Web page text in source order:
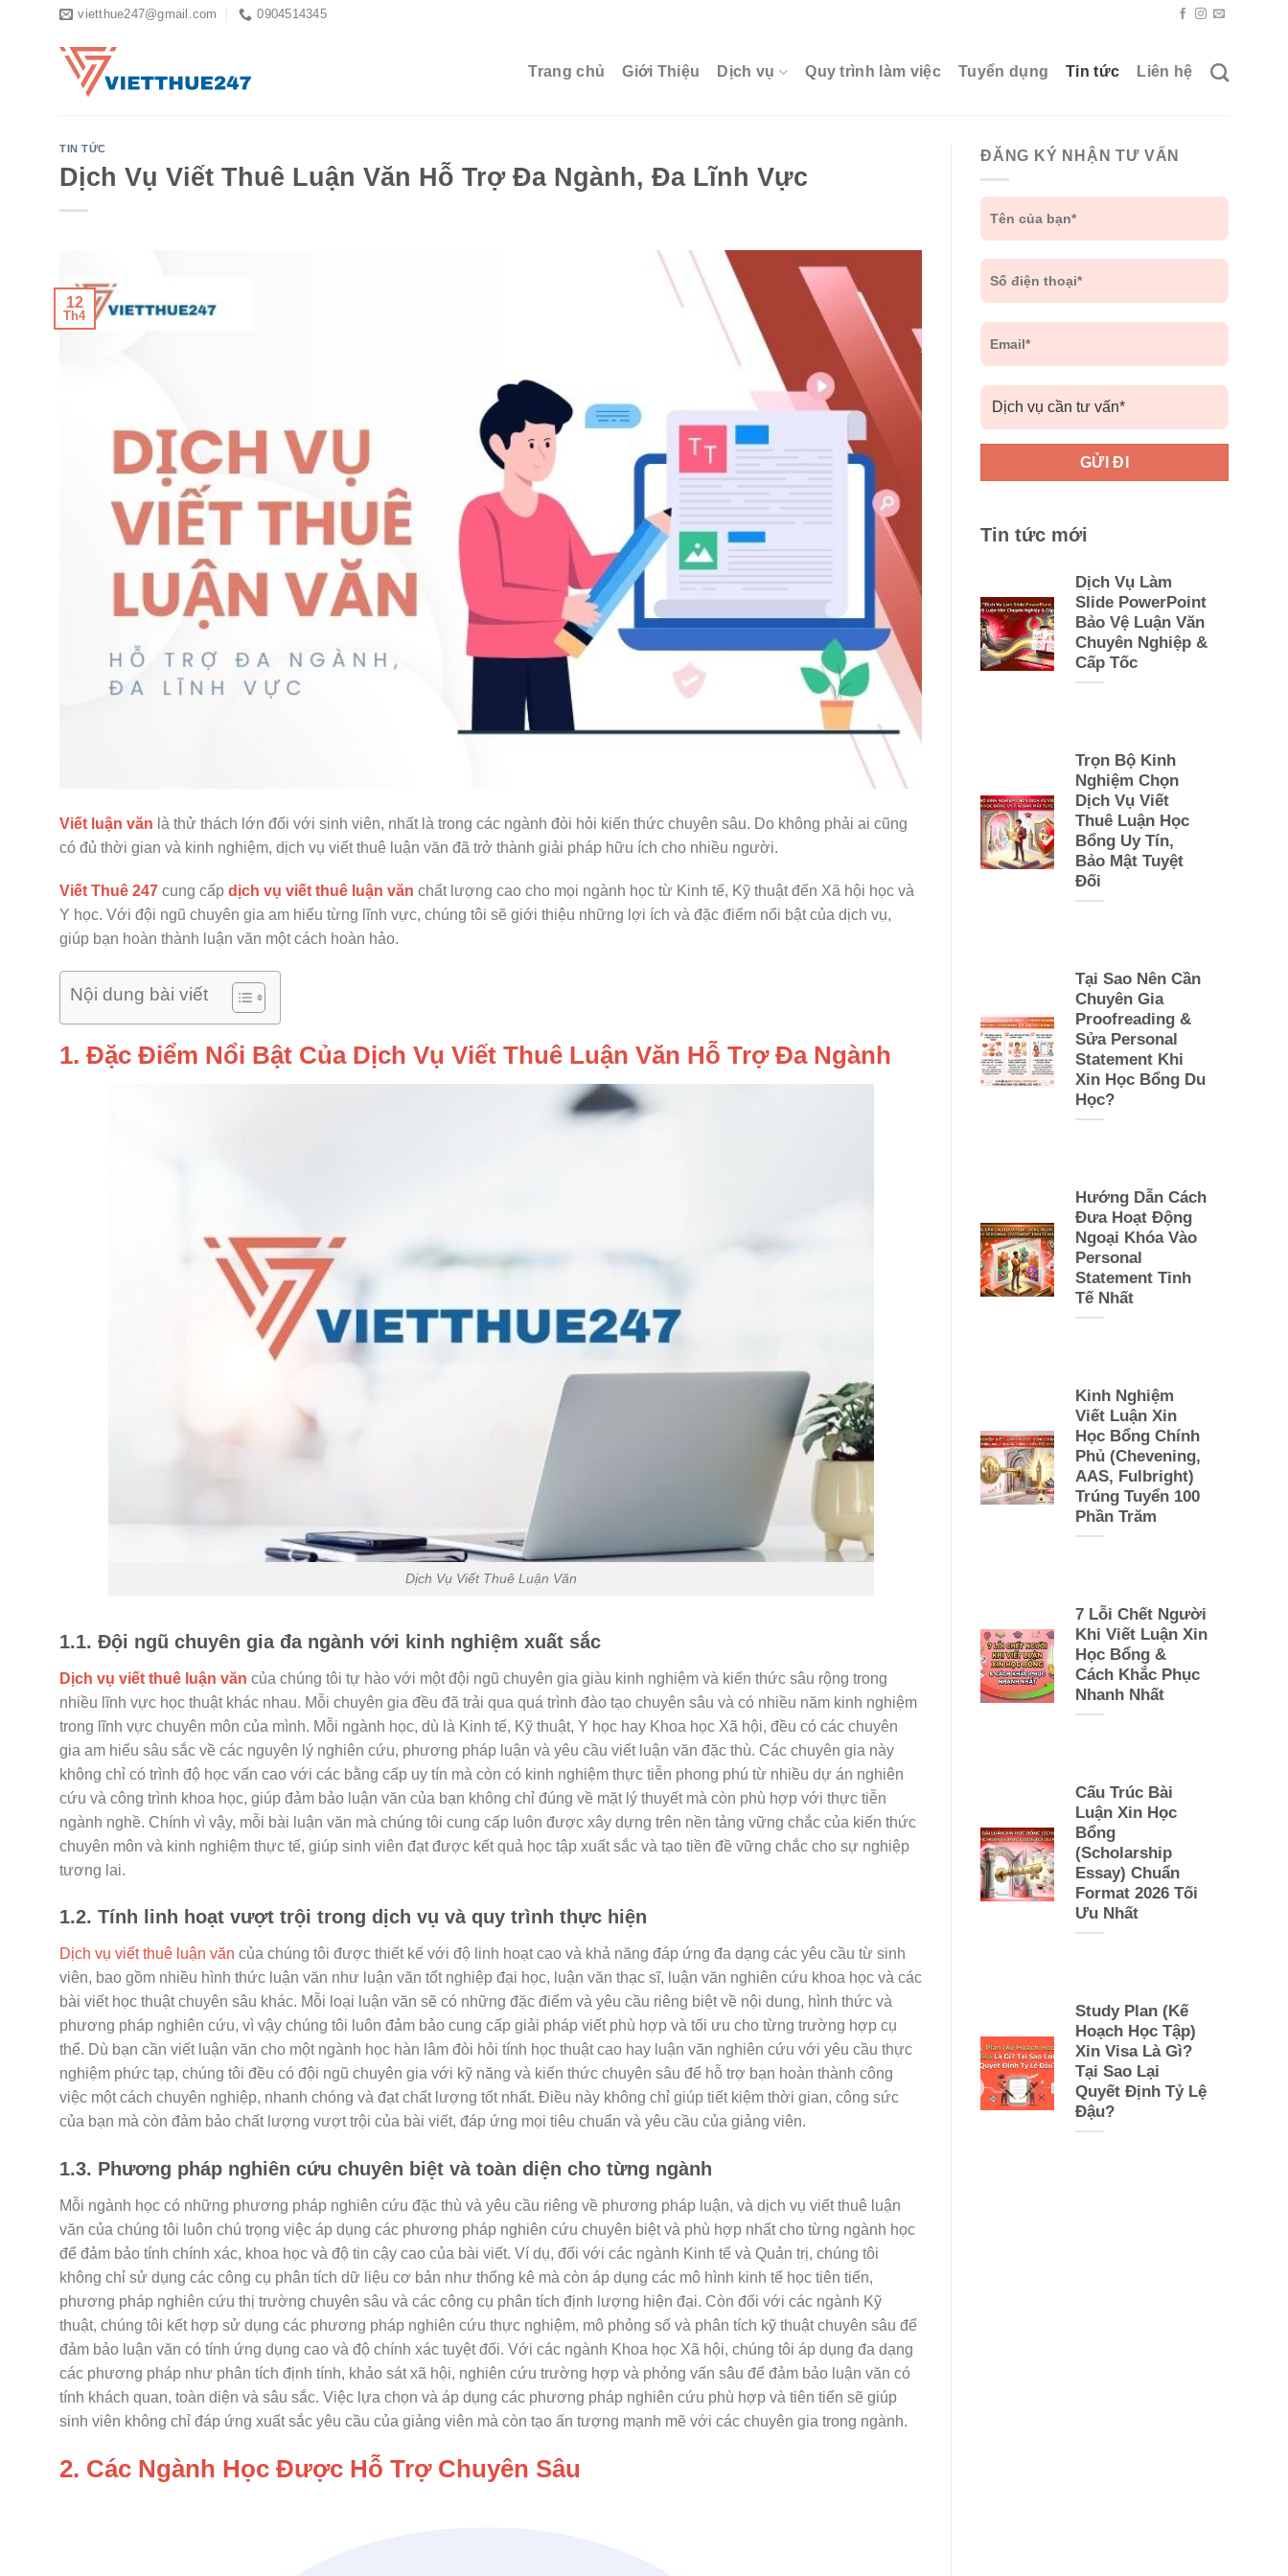
vietthue247@gmail.com 0904514345
Trang chủ Giới Thiệu Dịch vụ Quy trình làm việc Tuyển dụng Tin tức Liên hệ
TIN TỨC
Dịch Vụ Viết Thuê Luận Văn Hỗ Trợ Đa Ngành, Đa Lĩnh Vực
12
Th4
Viết luận văn là thử thách lớn đối với sinh viên, nhất là trong các ngành đòi hỏi kiến thức chuyên sâu. Do không phải ai cũng
có đủ thời gian và kinh nghiệm, dịch vụ viết thuê luận văn đã trở thành giải pháp hữu ích cho nhiều người.
Viết Thuê 247 cung cấp dịch vụ viết thuê luận văn chất lượng cao cho mọi ngành học từ Kinh tế, Kỹ thuật đến Xã hội học và
Y học. Với đội ngũ chuyên gia am hiểu từng lĩnh vực, chúng tôi sẽ giới thiệu những lợi ích và đặc điểm nổi bật của dịch vụ,
giúp bạn hoàn thành luận văn một cách hoàn hảo.
Nội dung bài viết
1. Đặc Điểm Nổi Bật Của Dịch Vụ Viết Thuê Luận Văn Hỗ Trợ Đa Ngành
Dịch Vụ Viết Thuê Luận Văn
1.1. Đội ngũ chuyên gia đa ngành với kinh nghiệm xuất sắc
Dịch vụ viết thuê luận văn của chúng tôi tự hào với một đội ngũ chuyên gia giàu kinh nghiệm và kiến thức sâu rộng trong
nhiều lĩnh vực học thuật khác nhau. Mỗi chuyên gia đều đã trải qua quá trình đào tạo chuyên sâu và có nhiều năm kinh nghiệm
trong lĩnh vực chuyên môn của mình. Mỗi ngành học, dù là Kinh tế, Kỹ thuật, Y học hay Khoa học Xã hội, đều có các chuyên
gia am hiểu sâu sắc về các nguyên lý nghiên cứu, phương pháp luận và yêu cầu viết luận văn đặc thù. Các chuyên gia này
không chỉ có trình độ học vấn cao với các bằng cấp uy tín mà còn có kinh nghiệm thực tiễn phong phú từ nhiều dự án nghiên
cứu và công trình khoa học, giúp đảm bảo luận văn của bạn không chỉ đúng về mặt lý thuyết mà còn phù hợp với thực tiễn
ngành nghề. Chính vì vậy, mỗi bài luận văn mà chúng tôi cung cấp luôn được xây dựng trên nền tảng vững chắc của kiến thức
chuyên môn và kinh nghiệm thực tế, giúp sinh viên đạt được kết quả học tập xuất sắc và tạo tiền đề vững chắc cho sự nghiệp
tương lai.
1.2. Tính linh hoạt vượt trội trong dịch vụ và quy trình thực hiện
Dịch vụ viết thuê luận văn của chúng tôi được thiết kế với độ linh hoạt cao và khả năng đáp ứng đa dạng các yêu cầu từ sinh
viên, bao gồm nhiều hình thức luận văn như luận văn tốt nghiệp đại học, luận văn thạc sĩ, luận văn nghiên cứu khoa học và các
bài viết học thuật chuyên sâu khác. Mỗi loại luận văn sẽ có những đặc điểm và yêu cầu riêng biệt về nội dung, hình thức và
phương pháp nghiên cứu, vì vậy chúng tôi luôn đảm bảo cung cấp giải pháp viết phù hợp và tối ưu cho từng trường hợp cụ
thể. Dù bạn cần viết luận văn cho một ngành học hàn lâm đòi hỏi tính học thuật cao hay luận văn nghiên cứu với yêu cầu thực
nghiệm phức tạp, chúng tôi đều có đội ngũ chuyên gia với kỹ năng và kiến thức chuyên sâu để hỗ trợ bạn hoàn thành công
việc một cách chuyên nghiệp, nhanh chóng và đạt chất lượng tốt nhất. Điều này không chỉ giúp tiết kiệm thời gian, công sức
của bạn mà còn đảm bảo chất lượng vượt trội của bài viết, đáp ứng mọi tiêu chuẩn và yêu cầu của giảng viên.
1.3. Phương pháp nghiên cứu chuyên biệt và toàn diện cho từng ngành
Mỗi ngành học có những phương pháp nghiên cứu đặc thù và yêu cầu riêng về phương pháp luận, và dịch vụ viết thuê luận
văn của chúng tôi luôn chú trọng việc áp dụng các phương pháp nghiên cứu chuyên biệt và phù hợp nhất cho từng ngành học
để đảm bảo tính chính xác, khoa học và độ tin cậy cao của bài viết. Ví dụ, đối với các ngành Kinh tế và Quản trị, chúng tôi
không chỉ sử dụng các công cụ phân tích dữ liệu cơ bản như thống kê mà còn áp dụng các mô hình kinh tế học tiên tiến,
phương pháp nghiên cứu thị trường chuyên sâu và các công cụ phân tích định lượng hiện đại. Còn đối với các ngành Kỹ
thuật, chúng tôi kết hợp sử dụng các phương pháp nghiên cứu thực nghiệm, mô phỏng số và phân tích kỹ thuật chuyên sâu để
đảm bảo luận văn có tính ứng dụng cao và độ chính xác tuyệt đối. Với các ngành Khoa học Xã hội, chúng tôi áp dụng đa dạng
các phương pháp như phân tích định tính, khảo sát xã hội, nghiên cứu trường hợp và phỏng vấn sâu để đảm bảo luận văn có
tính khách quan, toàn diện và sâu sắc. Việc lựa chọn và áp dụng các phương pháp nghiên cứu phù hợp và tiên tiến sẽ giúp
sinh viên không chỉ đáp ứng xuất sắc yêu cầu của giảng viên mà còn tạo ấn tượng mạnh mẽ với các chuyên gia trong ngành.
2. Các Ngành Học Được Hỗ Trợ Chuyên Sâu
ĐĂNG KÝ NHẬN TƯ VẤN
Tin tức mới
Dịch Vụ Làm
Slide PowerPoint
Bảo Vệ Luận Văn
Chuyên Nghiệp &
Cấp Tốc
Trọn Bộ Kinh
Nghiệm Chọn
Dịch Vụ Viết
Thuê Luận Học
Bổng Uy Tín,
Bảo Mật Tuyệt
Đối
Tại Sao Nên Cần
Chuyên Gia
Proofreading &
Sửa Personal
Statement Khi
Xin Học Bổng Du
Học?
Hướng Dẫn Cách
Đưa Hoạt Động
Ngoại Khóa Vào
Personal
Statement Tinh
Tế Nhất
Kinh Nghiệm
Viết Luận Xin
Học Bổng Chính
Phủ (Chevening,
AAS, Fulbright)
Trúng Tuyển 100
Phần Trăm
7 Lỗi Chết Người
Khi Viết Luận Xin
Học Bổng &
Cách Khắc Phục
Nhanh Nhất
Cấu Trúc Bài
Luận Xin Học
Bổng
(Scholarship
Essay) Chuẩn
Format 2026 Tối
Ưu Nhất
Study Plan (Kế
Hoạch Học Tập)
Xin Visa Là Gì?
Tại Sao Lại
Quyết Định Tỷ Lệ
Đậu?